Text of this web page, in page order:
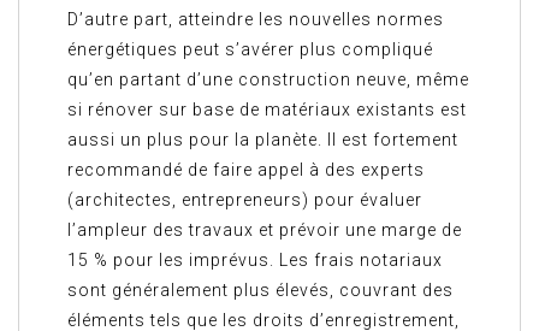
D’autre part, atteindre les nouvelles normes
énergétiques peut s’avérer plus compliqué
qu’en partant d’une construction neuve, même
si rénover sur base de matériaux existants est
aussi un plus pour la planète. Il est fortement
recommandé de faire appel à des experts
(architectes, entrepreneurs) pour évaluer
l’ampleur des travaux et prévoir une marge de
15 % pour les imprévus. Les frais notariaux
sont généralement plus élevés, couvrant des
éléments tels que les droits d’enregistrement,